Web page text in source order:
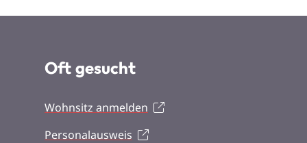
Oft gesucht
Wohnsitz anmelden
Personalausweis